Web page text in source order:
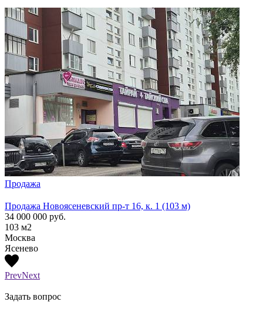
Продажа
Продажа Новоясеневский пр-т 16, к. 1 (103 м)
34 000 000 руб.
103 м2
Москва
Ясенево
PrevNext
Задать вопрос